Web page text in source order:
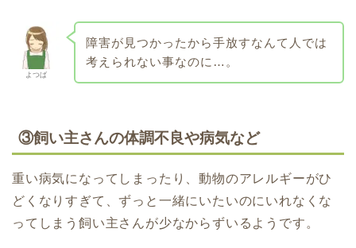
よつば
障害が見つかったから手放すなんて人では
考えられない事なのに…。
③飼い主さんの体調不良や病気など
重い病気になってしまったり、動物のアレルギーがひ
どくなりすぎて、ずっと一緒にいたいのにいれなくな
ってしまう飼い主さんが少なからずいるようです。